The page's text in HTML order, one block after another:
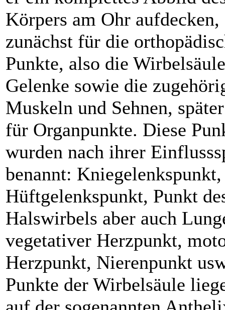
Körpers am Ohr aufdecken,
zunächst für die
Punkte, also die
Gelenke sowie die
Muskeln und Sehnen,
für Organpunkte. Diese
wurden nach ihrer
benannt: Kniegelenkspunkt,
Hüftgelenkspunkt, Punkt
Halswirbels aber auch
vegetativer Herzpunkt,
Herzpunkt, Nierenpunkt
Punkte der Wirbelsäule